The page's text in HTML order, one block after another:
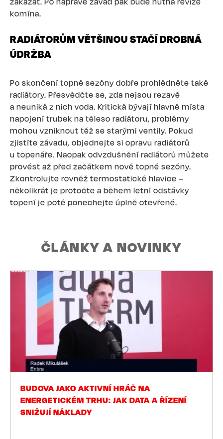
komína.
RADIÁTORŮM VĚTŠINOU STAČÍ DROBNÁ
ÚDRŽBA
Po skončení topné sezóny dobře prohlédněte také
radiátory. Přesvědčte se, zda nejsou rezavé
a neuniká z nich voda. Kritická bývají hlavně místa
napojení trubek na těleso radiátoru, problémy
mohou vzniknout též se starými ventily. Pokud
zjistíte závadu, objednejte si opravu radiátorů
u topenáře. Naopak odvzdušnění radiátorů můžete
provést až před začátkem nové topné sezóny.
Zkontrolujte rovněž termostatické hlavice –
několikrát je protočte a během letní odstávky
topení je poté ponechejte úplně otevřené.
ČLÁNKY A NOVINKY
BUDOVA JAKO AKTIVNÍ HRÁČ NA
ENERGETICKÉM TRHU: JAK DATA A ŘÍZENÍ
SNIŽUJÍ NÁKLADY